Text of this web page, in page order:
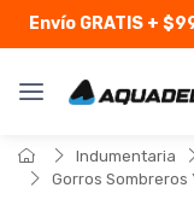
Envío GRATIS+
Indumentaria
Gorros Sombreros